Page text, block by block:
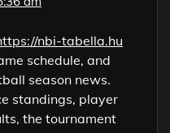
nbi-tabella.hu
schedule, and
season news.
standings, player
the tournament